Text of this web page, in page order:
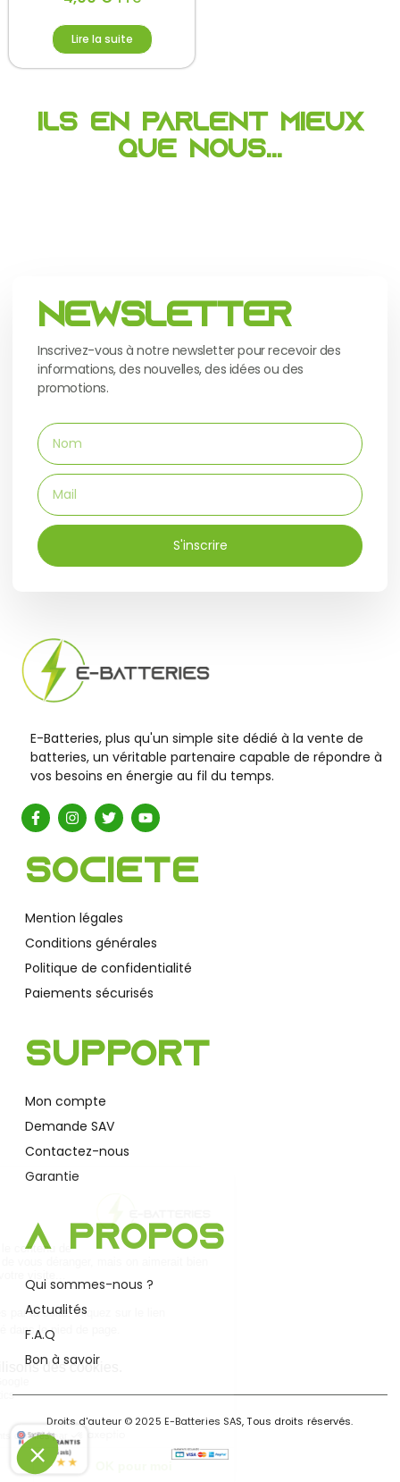
Lire la suite
Ils en parlent mieux
que nous...
Newsletter
Inscrivez-vous à notre newsletter pour recevoir des
informations, des nouvelles, des idées ou des
promotions.
S'inscrire
E-Batteries, plus qu'un simple site dédié à la vente de
batteries, un véritable partenaire capable de répondre à
vos besoins en énergie au fil du temps.
Société
Mention légales
Conditions générales
Politique de confidentialité
Paiements sécurisés
Support
Mon compte
Demande SAV
Contactez-nous
Garantie
A Propos
Qui sommes-nous ?
Actualités
F.A.Q
Bon à savoir
Droits d'auteur © 2025 E-Batteries SAS, Tous droits réservés.
9.8/10 (2495 avis)
★★★★★